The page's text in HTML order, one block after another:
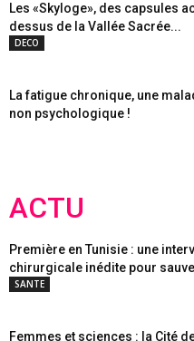
Les «Skyloge», des capsules
dessus de la Vallée Sacrée...
DECO
La fatigue chronique, une
non psychologique !
ACTU
Première en Tunisie : une
chirurgicale inédite pour
SANTE
Femmes et sciences : la Cité